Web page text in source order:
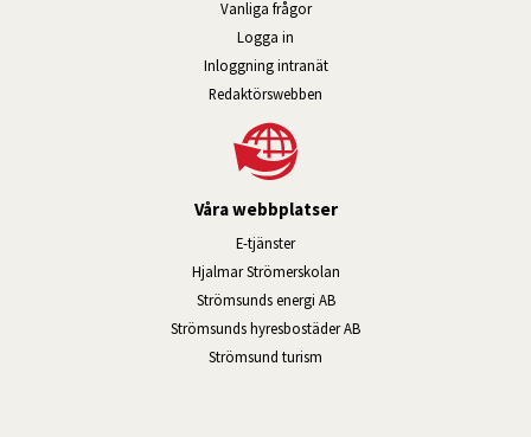
Vanliga frågor
Logga in
Inloggning intranätÖppnas i nytt fönster.
Redaktörswebben
Våra webbplatser
E-tjänsterLänk till annan webbplats, öppnas i
Hjalmar StrömerskolanLänk till annan webbplats,
Strömsunds energi ABLänk till annan webbplats,
Strömsunds hyresbostäder ABLänk till annan
Strömsund turism